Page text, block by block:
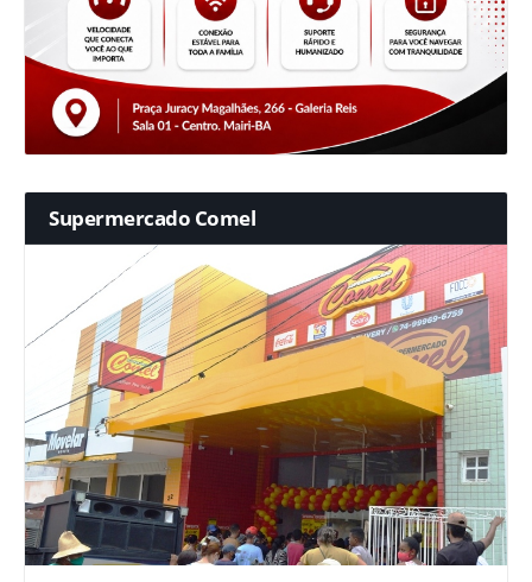
Supermercado Comel